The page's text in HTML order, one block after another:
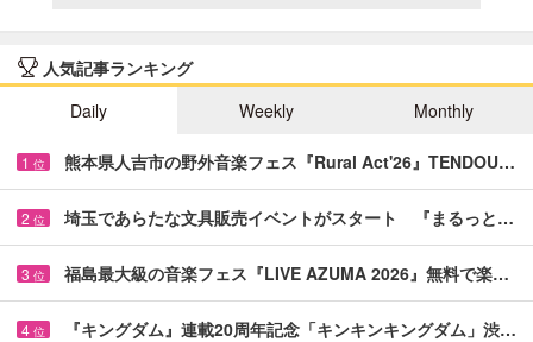
人気記事ランキング
Daily
Weekly Monthly
1 位 熊本県人吉市の野外音楽フェス『Rural Act'26』TENDOU…
2 位 埼玉であらたな文具販売イベントがスタート 『まるっと…
3 位 福島最大級の音楽フェス『LIVE AZUMA 2026』無料で楽…
4 位 『キングダム』連載20周年記念「キンキンキングダム」渋…